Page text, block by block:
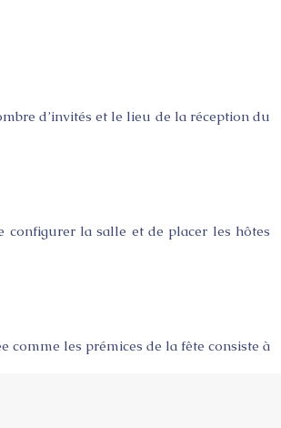
d’invités et le lieu de la réception du
configurer la salle et de placer les hôtes
comme les prémices de la fête consiste à